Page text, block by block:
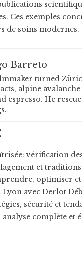
Ces exemples
de soins modernes.
Barreto
turned
alpine
espresso. He
vérification
et
optimiser
Lyon avec Derlot
sécurité et
complète et